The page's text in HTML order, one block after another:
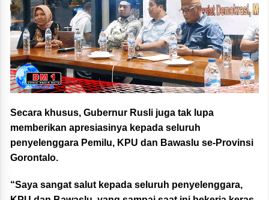
Secara khusus, Gubernur Rusli juga tak lupa
memberikan apresiasinya kepada seluruh
penyelenggara Pemilu, KPU dan Bawaslu se-Provinsi
Gorontalo.
“Saya sangat salut kepada seluruh penyelenggara,